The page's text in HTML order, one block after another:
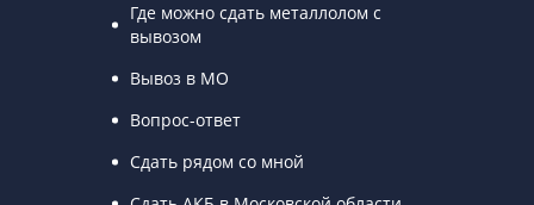
Где можно сдать металлолом с
вывозом
Вывоз в МО
Вопрос-ответ
Сдать рядом со мной